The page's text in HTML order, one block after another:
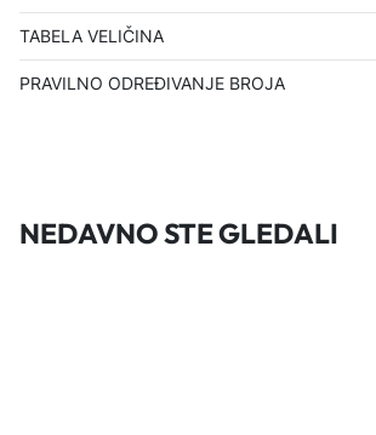
TABELA VELIČINA
PRAVILNO ODREĐIVANJE BROJA
NEDAVNO STE GLEDALI